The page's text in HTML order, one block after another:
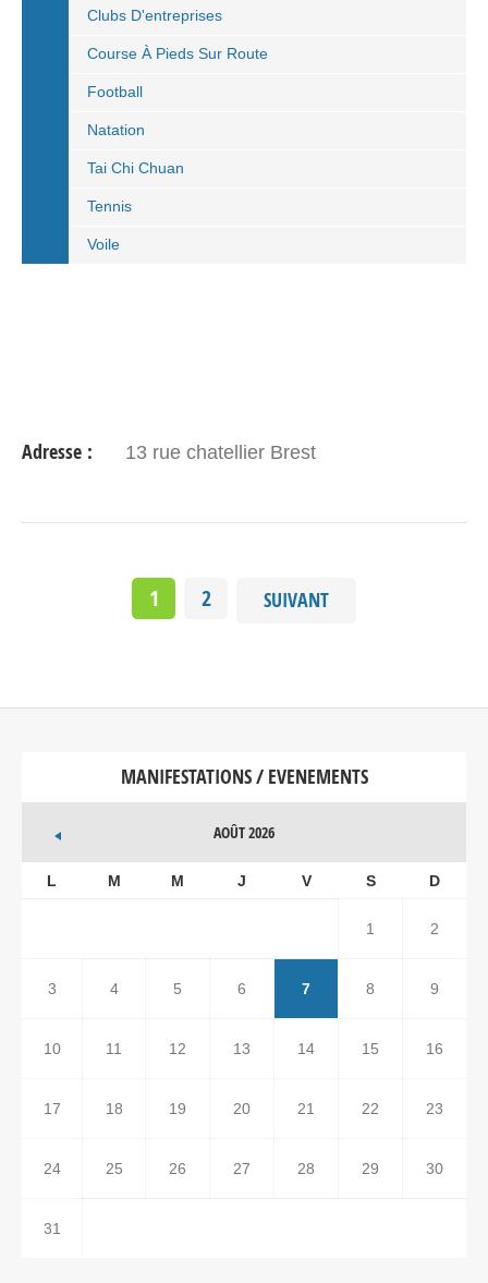
Clubs D'entreprises
Course À Pieds Sur Route
Football
Natation
Tai Chi Chuan
Tennis
Voile
Adresse : 13 rue chatellier Brest
1 2 SUIVANT
MANIFESTATIONS / EVENEMENTS
AOÛT 2026
L M M J V S D
1 2
3 4 5 6 7 8 9
10 11 12 13 14 15 16
17 18 19 20 21 22 23
24 25 26 27 28 29 30
31